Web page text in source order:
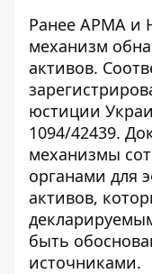
Ранее АРМА и
механизм
активов.
юстиции
1094/42439.
механизмы
органами для
активов,
быть
источниками.